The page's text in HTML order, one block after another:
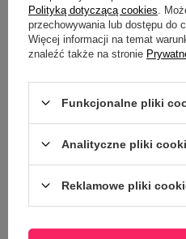
GŁÓWNE PARAMETRY
OPINIE (0)
Potrzebujesz pomocy?
Zadaj pytanie a my odpowiemy
Polityką dotyczącą cookies .
przechowywania lub dostępu do
Więcej informacji na temat
znaleźć także na stronie
Funkcjonalne pliki
Analityczne pliki
Reklamowe pliki